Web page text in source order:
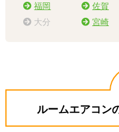
福岡 佐賀
大分
宮崎
ルームエアコン